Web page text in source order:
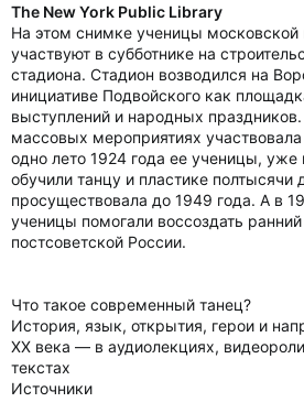
The New York Public Library
На этом снимке ученицы
участвуют в субботнике на
стадиона. Стадион возводился на
инициативе Подвойского как
выступлений и народных
массовых мероприятиях
одно лето 1924 года ее ученицы,
обучили танцу и пластике полтысячи
просуществовала до 1949 года. А в
ученицы помогали воссоздать
постсоветской России.
Что такое современный танец?
История, язык, открытия, герои и
XX века — в аудиолекциях,
текстах
Источники